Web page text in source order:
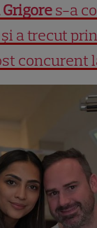
s-a
a trecut
concurent